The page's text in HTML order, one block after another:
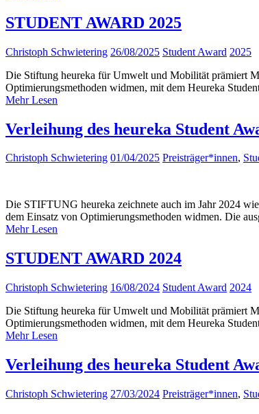
STUDENT AWARD 2025
Christoph Schwietering 26/08/2025 Student Award 2025
Die Stiftung heureka für Umwelt und Mobilität prämiert
Optimierungsmethoden widmen, mit dem Heureka
Mehr Lesen
Verleihung des heureka Student
Christoph Schwietering 01/04/2025 Preisträger*innen,
Die STIFTUNG heureka zeichnete auch im Jahr 2024
dem Einsatz von Optimierungsmethoden widmen. Die
Mehr Lesen
STUDENT AWARD 2024
Christoph Schwietering 16/08/2024 Student Award 2024
Die Stiftung heureka für Umwelt und Mobilität prämiert
Optimierungsmethoden widmen, mit dem Heureka
Mehr Lesen
Verleihung des heureka Student
Christoph Schwietering 27/03/2024 Preisträger*innen,